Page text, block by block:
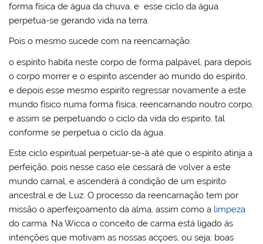
forma física de água da chuva, e esse ciclo da água
perpetua-se gerando vida na terra.
Pois o mesmo sucede com na reencarnação:
o espírito habita neste corpo de forma palpável, para depois
o corpo morrer e o espirito ascender ao mundo do espirito,
e depois esse mesmo espirito regressar novamente a este
mundo físico numa forma física, reencarnando noutro corpo,
e assim se perpetuando o ciclo da vida do espirito, tal
conforme se perpetua o ciclo da água.
Este ciclo espiritual perpetuar-se-á até que o espírito atinja a
perfeição, pois nesse caso ele cessará de volver a este
mundo carnal, e ascenderá á condição de um espírito
ancestral e de Luz. O processo da reencarnação tem por
missão o aperfeiçoamento da alma, assim como a limpeza
do carma. Na Wicca o conceito de carma está ligado ás
intenções que motivam as nossas acçoes, ou seja: boas